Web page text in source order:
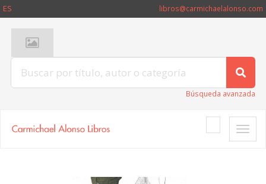
ES libros@carmichaelalonso.com
Búsqueda avanzada
Toggle